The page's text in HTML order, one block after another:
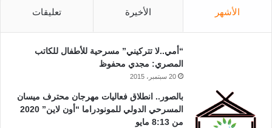
الأشهر الأخيرة تعليقات
“أمي..لا تتركيني” مسرحية للأطفال للكاتب
المصري: مجدي محفوظ
20 سبتمبر، 2015
بالصور.. انطلاق فعاليات مهرجان محترف ميسان
المسرحي الدولي للمونودراما “أون لاين” 2020
من 8:13 مايو